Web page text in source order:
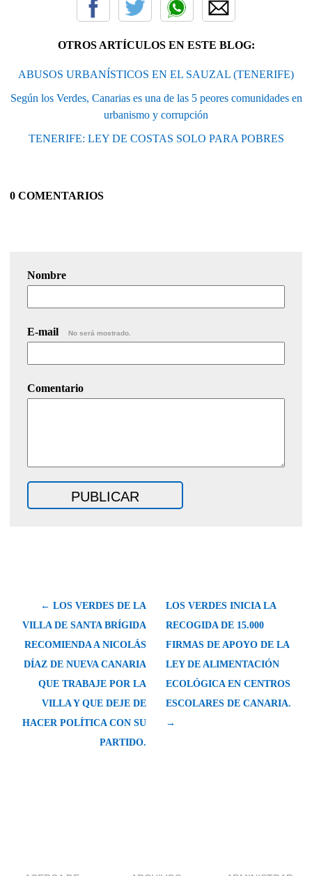
OTROS ARTÍCULOS EN ESTE BLOG:
ABUSOS URBANÍSTICOS EN EL SAUZAL (TENERIFE)
Según los Verdes, Canarias es una de las 5 peores comunidades en
urbanismo y corrupción
TENERIFE: LEY DE COSTAS SOLO PARA POBRES
0 COMENTARIOS
Nombre
E-mail No será mostrado.
Comentario
← LOS VERDES DE LA
VILLA DE SANTA BRÍGIDA
RECOMIENDA A NICOLÁS
DÍAZ DE NUEVA CANARIA
QUE TRABAJE POR LA
VILLA Y QUE DEJE DE
HACER POLÍTICA CON SU
PARTIDO.
LOS VERDES INICIA LA
RECOGIDA DE 15.000
FIRMAS DE APOYO DE LA
LEY DE ALIMENTACIÓN
ECOLÓGICA EN CENTROS
ESCOLARES DE CANARIA.
→